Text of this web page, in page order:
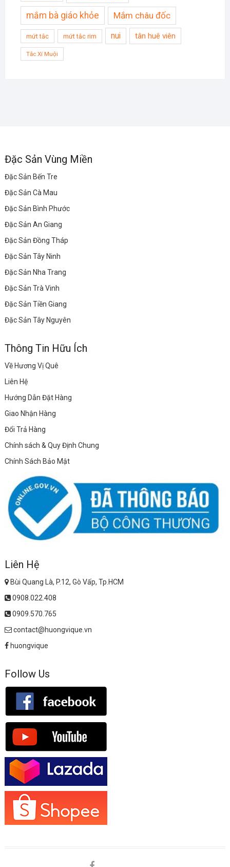
mắm bà giáo khỏe Mắm châu đốc
mứt tắc mứt tắc rim nui tân huê viên
Tắc Xí Muội
Đặc Sản Vùng Miền
Đặc Sản Bến Tre
Đặc Sản Cà Mau
Đặc Sản Bình Phước
Đặc Sản An Giang
Đặc Sản Đồng Tháp
Đặc Sản Tây Ninh
Đặc Sản Nha Trang
Đặc Sản Trà Vinh
Đặc Sản Tiền Giang
Đặc Sản Tây Nguyên
Thông Tin Hữu Ích
Về Hương Vị Quê
Liên Hệ
Hướng Dẫn Đặt Hàng
Giao Nhận Hàng
Đổi Trả Hàng
Chính sách & Quy Định Chung
Chính Sách Bảo Mật
Liên Hệ
Bùi Quang Là, P.12, Gò Vấp, Tp.HCM
0908.022.408
0909.570.765
contact@huongvique.vn
huongvique
Follow Us